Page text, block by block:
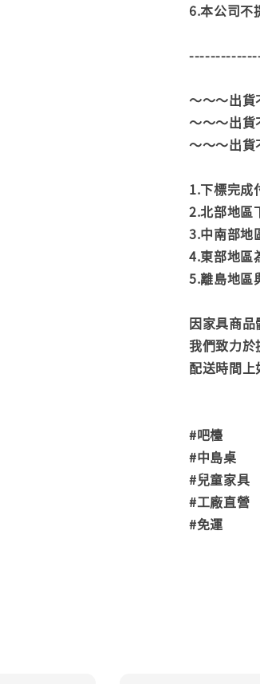
6.本公司不
～～～出貨
～～～出貨
～～～出貨
1.下標完成
2.北部地區
3.中南部地
4.東部地區
5.離島地區
因家具商
我們致力於
配送時間
#吧檯
#中島桌
#兒童家具
#工廠直營
#免運